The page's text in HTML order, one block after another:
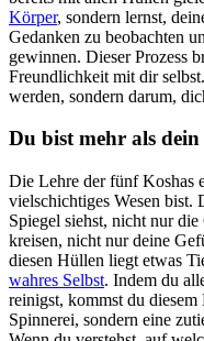
Körper, sondern lernst,
Gedanken zu beobachten
gewinnen. Dieser Prozess
Freundlichkeit mit dir
werden, sondern darum,
Du bist mehr als
Die Lehre der fünf Koshas
vielschichtiges Wesen bist.
Spiegel siehst, nicht nur
kreisen, nicht nur deine
diesen Hüllen liegt etwas
wahres Selbst. Indem du
reinigst, kommst du diesem
Spinnerei, sondern eine